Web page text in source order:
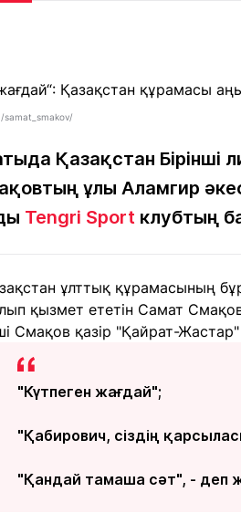
Чемпиондар
Жоба
Редакциямен
99 +7 (700) 3 888
Қазақстан
ұлы Аламгир
Tengri Sport клубтың
ұлттық құрамасының
қызмет ететін Самат
Смақов қазір "Қайрат-
"Күтпеген жағдай";
"Қабирович, сіздің
"Қандай тамаша сәт", - деп